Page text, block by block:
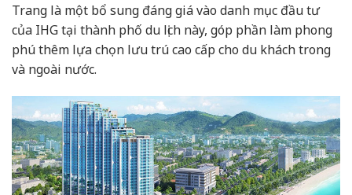
Trang là một bổ sung đáng giá vào danh mục đầu tư
của IHG tại thành phố du lịch này, góp phần làm phong
phú thêm lựa chọn lưu trú cao cấp cho du khách trong
và ngoài nước.